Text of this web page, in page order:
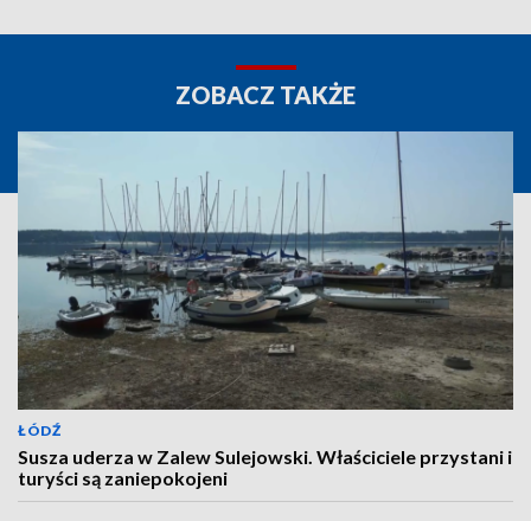
ZOBACZ TAKŻE
ŁÓDŹ
Susza uderza w Zalew Sulejowski. Właściciele przystani i
turyści są zaniepokojeni